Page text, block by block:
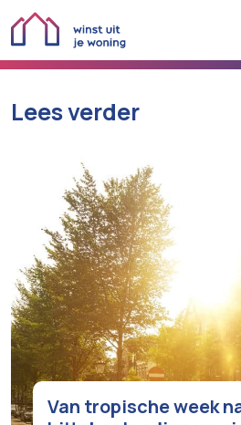
Lees verder
Van tropische week